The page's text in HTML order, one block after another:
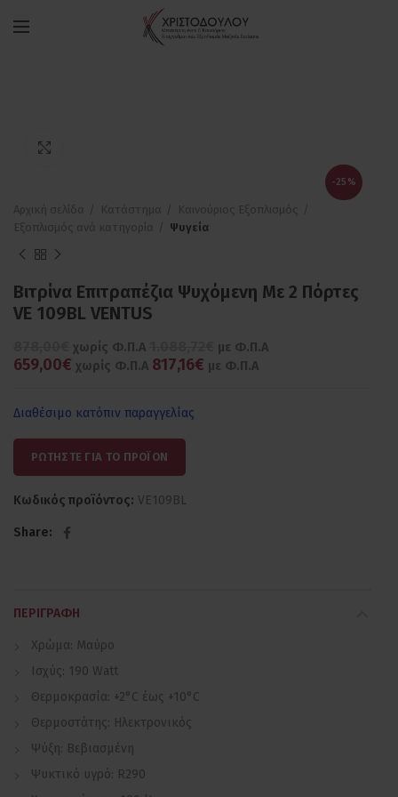
-25%
Ψυγεία
Βιτρίνα Επιτραπέζια Ψυχόμενη Με 2 Πόρτες
VE 109BL VENTUS
χωρίς Φ.Π.Α με Φ.Π.Α
659,00€ χωρίς Φ.Π.Α 817,16€ με Φ.Π.Α
Διαθέσιμο κατόπιν παραγγελίας
ΡΩΤΗΣΤΕ ΓΙΑ ΤΟ ΠΡΟΪΟΝ
Κωδικός προϊόντος: VE109BL
Share
ΠΕΡΙΓΡΑΦΉ
Χρώμα: Μαύρο
Ισχύς: 190 Watt
Θερμοκρασία: +2°C έως +10°C
Θερμοστάτης: Ηλεκτρονικός
Ψύξη: Βεβιασμένη
Ψυκτικό υγρό: R290